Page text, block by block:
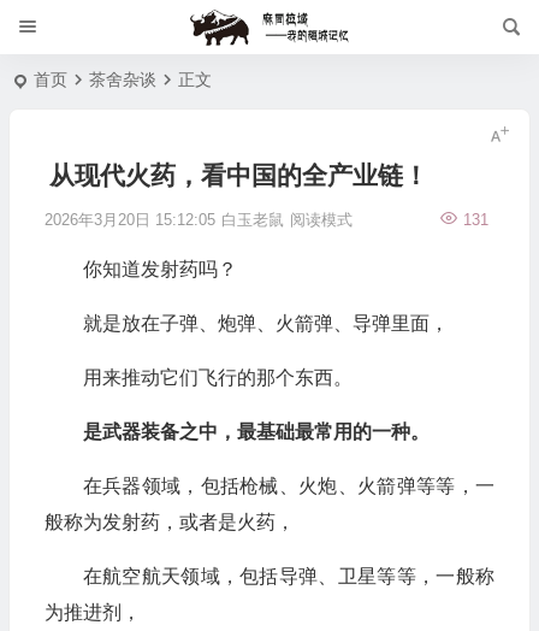
首页 茶舍杂谈 正文
从现代火药，看中国的全产业链！
2026年3月20日 15:12:05 白玉老鼠 131
阅读模式
你知道发射药吗？
就是放在子弹、炮弹、火箭弹、导弹里面，
用来推动它们飞行的那个东西。
是武器装备之中，最基础最常用的一种。
在兵器领域，包括枪械、火炮、火箭弹等等，一
般称为发射药，或者是火药，
在航空航天领域，包括导弹、卫星等等，一般称
为推进剂，